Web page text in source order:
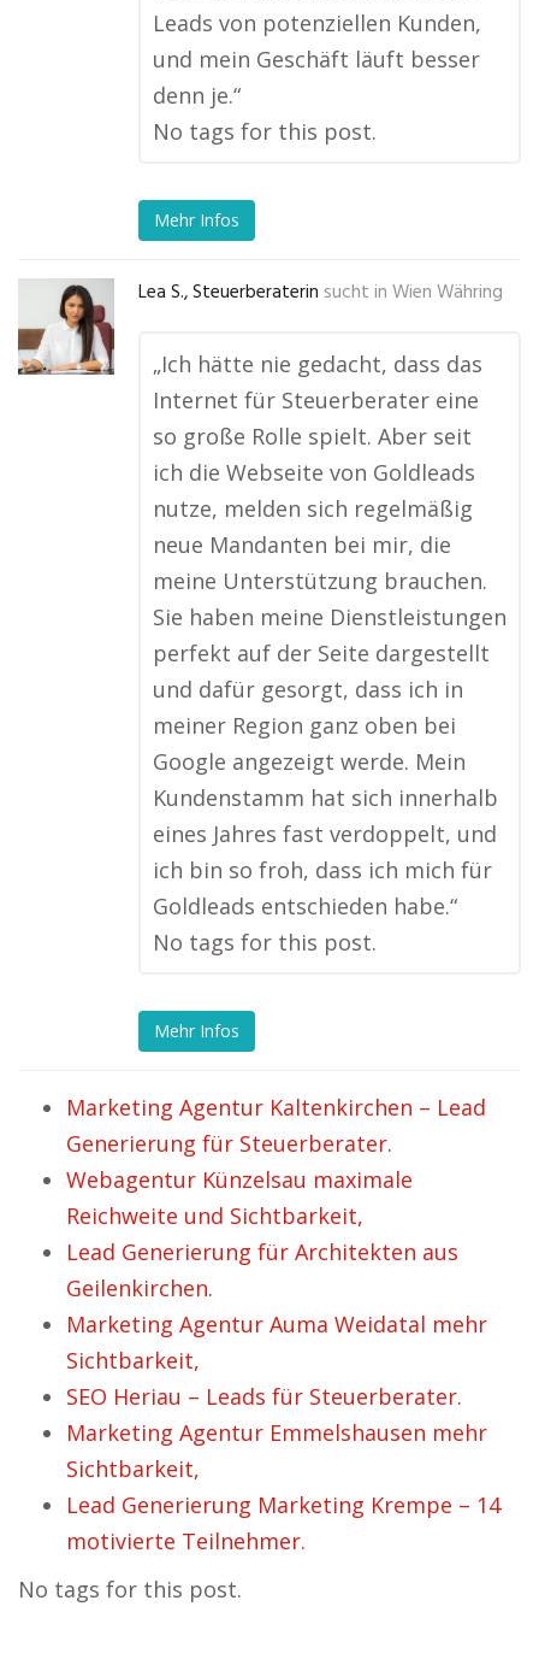
Leads von potenziellen Kunden,
und mein Geschäft läuft besser
denn je.“
No tags for this post.
Mehr Infos
Lea S., Steuerberaterin sucht in Wien Währing
„Ich hätte nie gedacht, dass das
Internet für Steuerberater eine
so große Rolle spielt. Aber seit
ich die Webseite von Goldleads
nutze, melden sich regelmäßig
neue Mandanten bei mir, die
meine Unterstützung brauchen.
Sie haben meine Dienstleistungen
perfekt auf der Seite dargestellt
und dafür gesorgt, dass ich in
meiner Region ganz oben bei
Google angezeigt werde. Mein
Kundenstamm hat sich innerhalb
eines Jahres fast verdoppelt, und
ich bin so froh, dass ich mich für
Goldleads entschieden habe.“
No tags for this post.
Mehr Infos
Marketing Agentur Kaltenkirchen – Lead
Generierung für Steuerberater.
Webagentur Künzelsau maximale
Reichweite und Sichtbarkeit,
Lead Generierung für Architekten aus
Geilenkirchen.
Marketing Agentur Auma Weidatal mehr
Sichtbarkeit,
SEO Heriau – Leads für Steuerberater.
Marketing Agentur Emmelshausen mehr
Sichtbarkeit,
Lead Generierung Marketing Krempe – 14
motivierte Teilnehmer.
No tags for this post.